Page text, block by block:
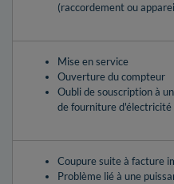
(raccordement ou
Mise en service
Ouverture du compteur
Oubli de souscription à
de fourniture d'électricité
Coupure suite à facture
Problème lié à une